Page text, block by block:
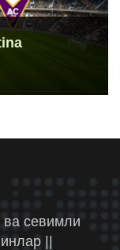
ва севимли
||